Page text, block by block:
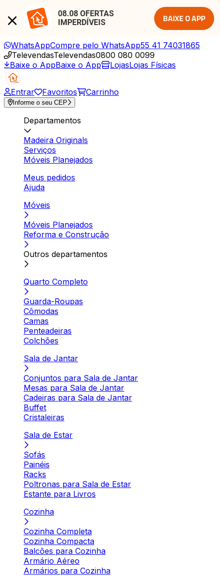
08.08 OFERTAS
IMPERDÍVEIS
BAIXE O APP
WhatsAppCompre pelo WhatsApp55 41 74031865
TelevendasTelevendas0800 080 0099
Baixe o AppBaixe o App LojasLojas Físicas
Entrar Favoritos Carrinho
Informe o seu CEP
Departamentos
Madeira Originals
Serviços
Móveis Planejados
Meus pedidos
Ajuda
Móveis
Móveis Planejados
Reforma e Construção
Outros departamentos
Quarto Completo
Guarda-Roupas
Cômodas
Camas
Penteadeiras
Colchões
Sala de Jantar
Conjuntos para Sala de Jantar
Mesas para Sala de Jantar
Cadeiras para Sala de Jantar
Buffet
Cristaleiras
Sala de Estar
Sofás
Painéis
Racks
Poltronas para Sala de Estar
Estante para Livros
Cozinha
Cozinha Completa
Cozinha Compacta
Balcões para Cozinha
Armário Aéreo
Armários para Cozinha